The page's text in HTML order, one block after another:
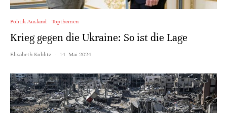
Politik Ausland Topthemen
Krieg gegen die Ukraine: So ist die Lage
Elisabeth Koblitz · 14. Mai 2024